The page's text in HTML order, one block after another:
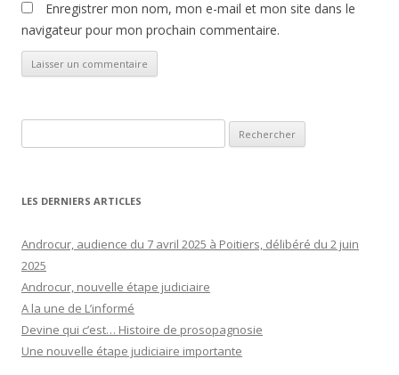
Enregistrer mon nom, mon e-mail et mon site dans le
navigateur pour mon prochain commentaire.
LES DERNIERS ARTICLES
Androcur, audience du 7 avril 2025 à Poitiers, délibéré du 2 juin
2025
Androcur, nouvelle étape judiciaire
A la une de L’informé
Devine qui c’est… Histoire de prosopagnosie
Une nouvelle étape judiciaire importante